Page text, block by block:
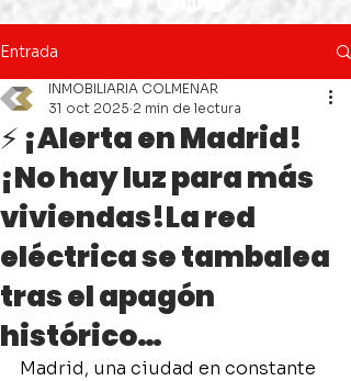
Entrada
⚡ ¡Alerta en Madrid!
¡No hay luz para más
viviendas!La red
eléctrica se tambalea
tras el apagón
histórico…
INMOBILIARIA COLMENAR
31 oct 2025 2 min de lectura
Madrid, una ciudad en constante